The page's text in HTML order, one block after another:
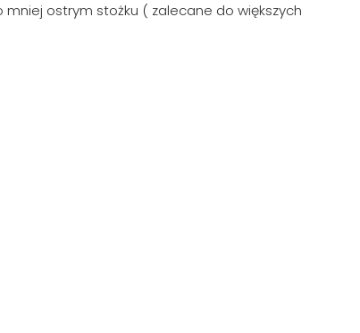
mniej ostrym stożku ( zalecane do większych